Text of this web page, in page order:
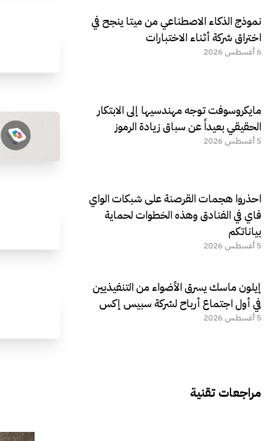
نموذج الذكاء الاصطناعي من ميتا ينجح في
اختراق شركة أثناء الاختبارات
6 أغسطس 2026
مايكروسوفت توجه مهندسيها إلى الابتكار
الحقيقي بعيداً عن سباق زيادة الرموز
5 أغسطس 2026
احذروا هجمات القرصنة على شبكات الواي
فاي في الفنادق وهذه الخطوات لحماية
بياناتكم
5 أغسطس 2026
إيلون ماسك يسرق الأضواء من التنفيذيين
في أول اجتماع أرباح لشركة سبيس إكس
5 أغسطس 2026
مراجعات تقنية